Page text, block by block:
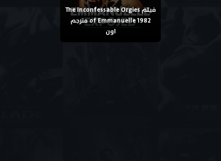
فيلم The Inconfessable Orgies
of Emmanuelle 1982 مترجم
اون